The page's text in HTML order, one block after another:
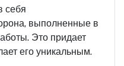
себя
выполненные в
Это придает
его уникальным.